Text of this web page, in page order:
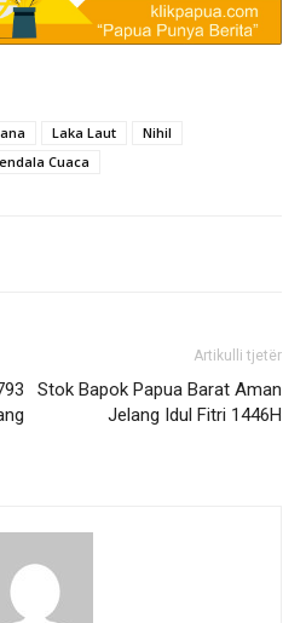
Laka Laut
Nihil
Cuaca
Artikulli tjetër
Stok Bapok Papua Barat Aman
Jelang Idul Fitri 1446H